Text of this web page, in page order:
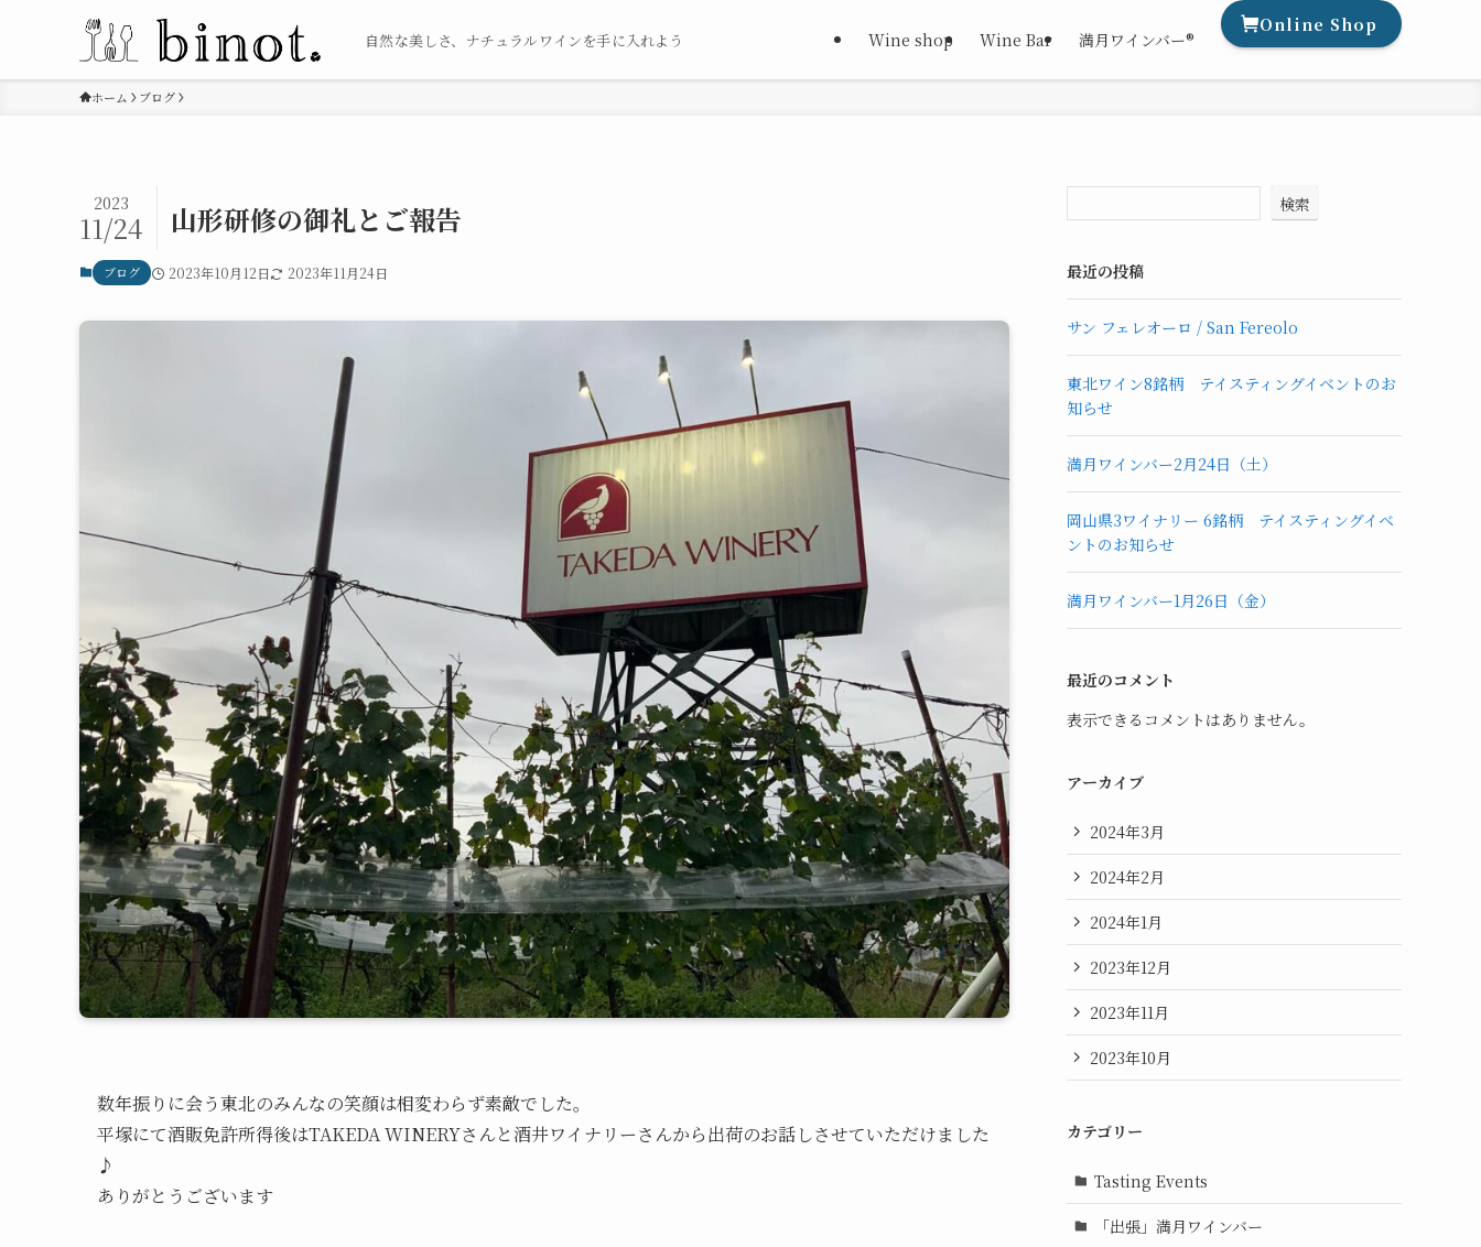
自然な美しさ、ナチュラルワインを手に入れよう Wine shop Wine Bar 満月ワインバー®
Online Shop
ホーム ブログ
山形研修の御礼とご報告
2023
11/24
ブログ 2023年10月12日 2023年11月24日
数年振りに会う東北のみんなの笑顔は相変わらず素敵でした。
平塚にて酒販免許所得後はTAKEDA WINERYさんと酒井ワイナリーさんから出荷のお話しさせていただけました
♪
ありがとうございます
検索
最近の投稿
サン フェレオーロ / San Fereolo
東北ワイン8銘柄 テイスティングイベントのお
知らせ
満月ワインバー2月24日（土）
岡山県3ワイナリー 6銘柄 テイスティングイベ
ントのお知らせ
満月ワインバー1月26日（金）
最近のコメント
表示できるコメントはありません。
アーカイブ
2024年3月
2024年2月
2024年1月
2023年12月
2023年11月
2023年10月
カテゴリー
Tasting Events
「出張」満月ワインバー